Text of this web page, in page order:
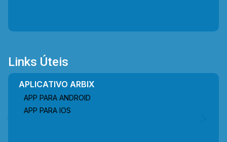
Links Úteis
APLICATIVO ARBIX
APP PARA ANDROID
APP PARA IOS